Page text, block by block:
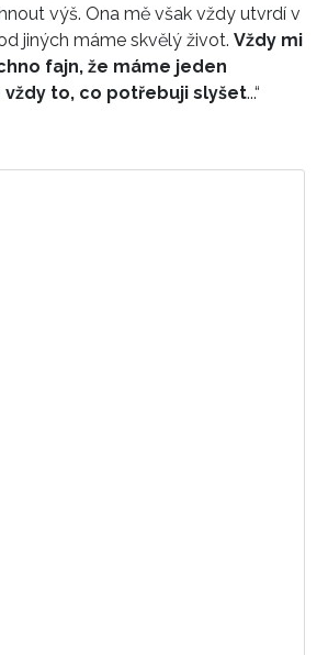
výš. Ona mě však vždy utvrdí v
jiných máme skvělý život. Vždy mi
fajn, že máme jeden
vždy to, co potřebuji slyšet...“